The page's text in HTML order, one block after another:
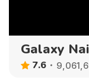
Galaxy
7.6